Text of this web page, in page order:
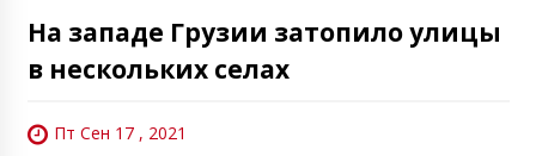
На западе Грузии затопило улицы
в нескольких селах
Пт Сен 17 , 2021